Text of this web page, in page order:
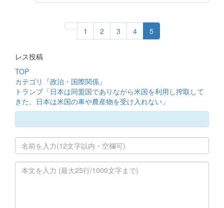
1 2 3 4 5
レス投稿
TOP
カテゴリ『政治・国際関係』
トランプ「日本は同盟国でありながら米国を利用し搾取して
きた、日本は米国の車や農産物を受け入れない」